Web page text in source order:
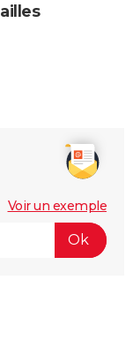
Voir un exemple